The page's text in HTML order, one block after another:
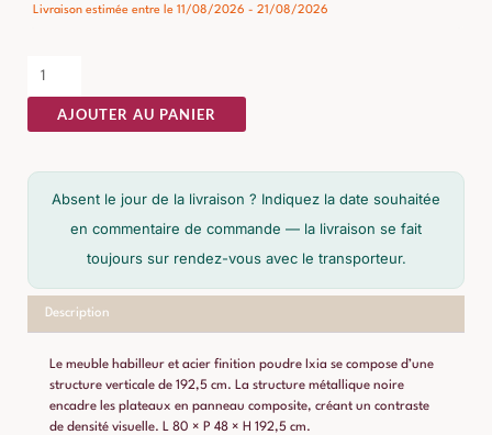
Livraison estimée entre le 11/08/2026 - 21/08/2026
Meuble
Acier
Finition
Poudre
AJOUTER AU PANIER
Absent le jour de la livraison ? Indiquez la date souhaitée
en commentaire de commande — la livraison se fait
toujours sur rendez-vous avec le transporteur.
Description
Le meuble habilleur et acier finition poudre Ixia se compose d’une
structure verticale de 192,5 cm. La structure métallique noire
encadre les plateaux en panneau composite, créant un contraste
de densité visuelle. L 80 × P 48 × H 192,5 cm.